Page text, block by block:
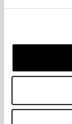
El taller de
final. Para
técnicas,
para analizar
sensaciones
acabados.
propio entre el